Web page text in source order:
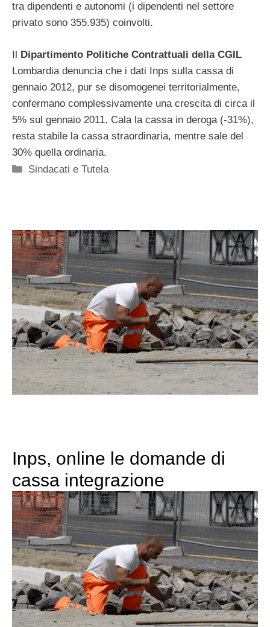
tra dipendenti e autonomi (i dipendenti nel settore
privato sono 355.935) coinvolti.
Il Dipartimento Politiche Contrattuali della CGIL
Lombardia denuncia che i dati Inps sulla cassa di
gennaio 2012, pur se disomogenei territorialmente,
confermano complessivamente una crescita di circa il
5% sul gennaio 2011. Cala la cassa in deroga (-31%),
resta stabile la cassa straordinaria, mentre sale del
30% quella ordinaria.
Categorie
Sindacati e Tutela
Inps, online le domande di
cassa integrazione